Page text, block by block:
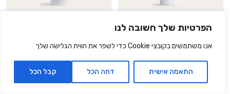
הפרטיות שלך חשובה לנו
אנו משתמשים בקובצי Cookie כדי לשפר את חווית הגלישה שלך
התאמה אישית דחה הכל קבל הכל
מי פנים | לעור רגיל עד יבש
₪169.90
₪118.90
100 מ״ל | 118.90
מ"ל